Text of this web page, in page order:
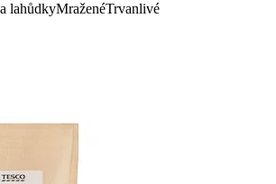
lahůdkyMraženéTrvanlivé